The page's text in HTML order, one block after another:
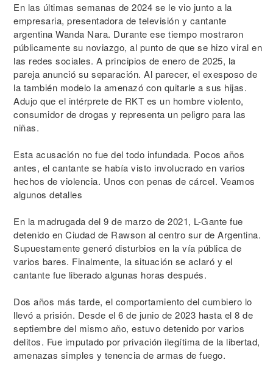
En las últimas semanas de 2024 se le vio junto a la
empresaria, presentadora de televisión y cantante
argentina Wanda Nara. Durante ese tiempo mostraron
públicamente su noviazgo, al punto de que se hizo viral en
las redes sociales. A principios de enero de 2025, la
pareja anunció su separación. Al parecer, el exesposo de
la también modelo la amenazó con quitarle a sus hijas.
Adujo que el intérprete de RKT es un hombre violento,
consumidor de drogas y representa un peligro para las
niñas.
Esta acusación no fue del todo infundada. Pocos años
antes, el cantante se había visto involucrado en varios
hechos de violencia. Unos con penas de cárcel. Veamos
algunos detalles
En la madrugada del 9 de marzo de 2021, L-Gante fue
detenido en Ciudad de Rawson al centro sur de Argentina.
Supuestamente generó disturbios en la vía pública de
varios bares. Finalmente, la situación se aclaró y el
cantante fue liberado algunas horas después.
Dos años más tarde, el comportamiento del cumbiero lo
llevó a prisión. Desde el 6 de junio de 2023 hasta el 8 de
septiembre del mismo año, estuvo detenido por varios
delitos. Fue imputado por privación ilegítima de la libertad,
amenazas simples y tenencia de armas de fuego.